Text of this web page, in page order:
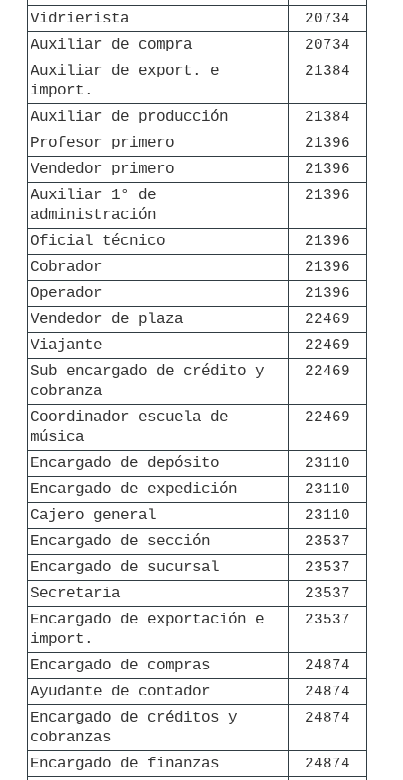
Vidrierista
20734
Auxiliar de compra
20734
Auxiliar de export. e
import.
21384
Auxiliar de producción
21384
Profesor primero
21396
Vendedor primero
21396
Auxiliar 1° de
administración
21396
Oficial técnico
21396
Cobrador
21396
Operador
21396
Vendedor de plaza
22469
Viajante
22469
Sub encargado de crédito y
cobranza
22469
Coordinador escuela de
música
22469
Encargado de depósito
23110
Encargado de expedición
23110
Cajero general
23110
Encargado de sección
23537
Encargado de sucursal
23537
Secretaria
23537
Encargado de exportación e
import.
23537
Encargado de compras
24874
Ayudante de contador
24874
Encargado de créditos y
cobranzas
24874
Encargado de finanzas
24874